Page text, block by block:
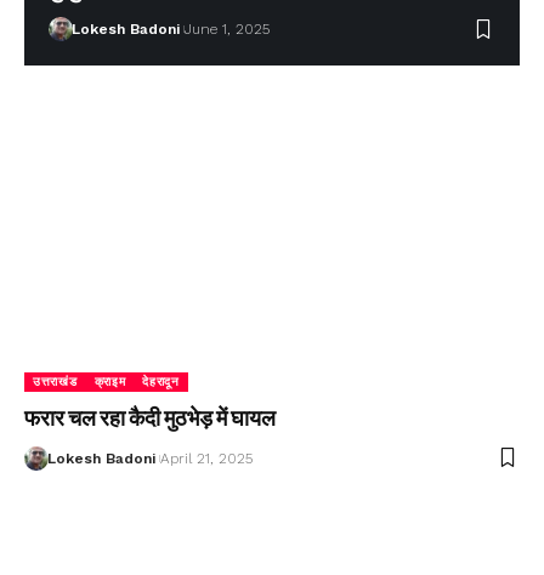
Lokesh Badoni June 1, 2025
उत्तराखंड क्राइम देहरादून
फरार चल रहा कैदी मुठभेड़ में घायल
Lokesh Badoni April 21, 2025